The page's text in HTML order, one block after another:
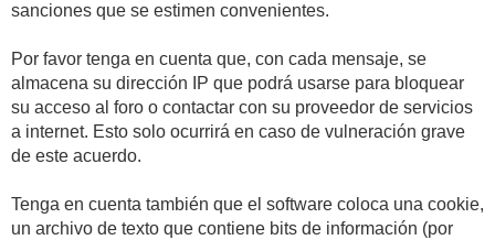
sanciones que se estimen convenientes.
Por favor tenga en cuenta que, con cada mensaje, se
almacena su dirección IP que podrá usarse para bloquear
su acceso al foro o contactar con su proveedor de servicios
a internet. Esto solo ocurrirá en caso de vulneración grave
de este acuerdo.
Tenga en cuenta también que el software coloca una cookie,
un archivo de texto que contiene bits de información (por